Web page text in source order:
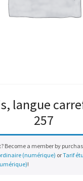
langue
257
Become a member by
(numérique) orTarif
!